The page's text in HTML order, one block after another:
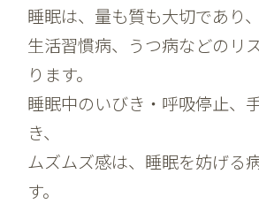
睡眠は、量も質も大切であり
生活習慣病、うつ病などのリ
ります。
睡眠中のいびき・呼吸停止、
き、
ムズムズ感は、睡眠を妨げる
す。